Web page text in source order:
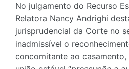
No julgamento do Recurso
Relatora Nancy Andrighi
jurisprudencial da Corte no
inadmissível o
concomitante ao casamento,